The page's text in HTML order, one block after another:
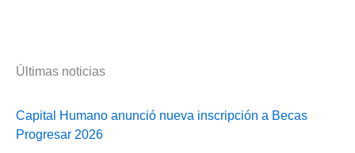
Últimas noticias
Capital Humano anunció nueva inscripción a Becas
Progresar 2026